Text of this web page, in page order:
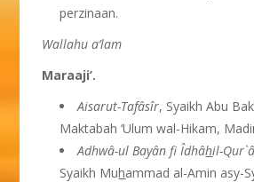
perzinaan.
Wallahu a’lam
Maraaji’.
Aisarut-Tafâsîr, Syaikh Abu
Maktabah ‘Ulum wal-Hikam,
Adhwâ-ul Bayân fi Îdhâhil-
Syaikh Muhammad al-Amin asy-